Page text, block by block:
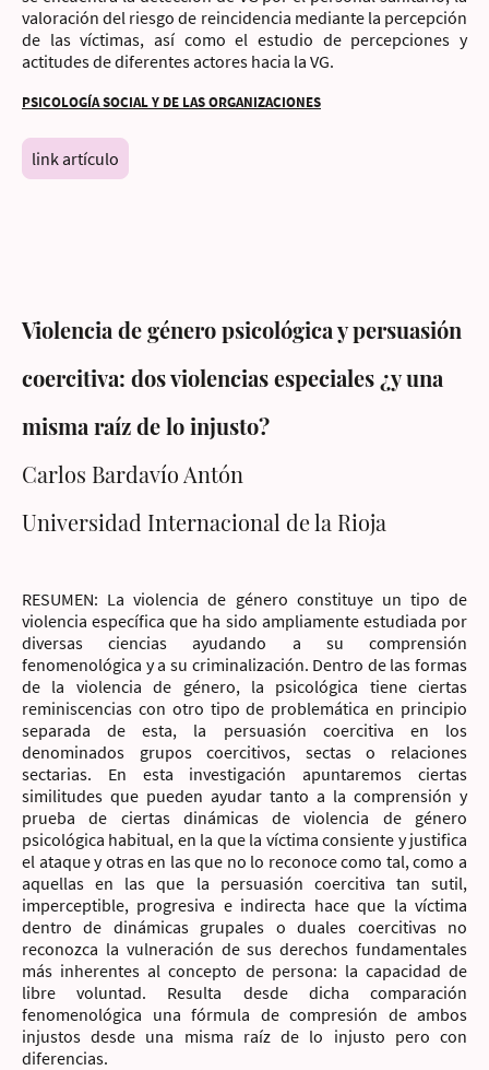
valoración del riesgo de reincidencia mediante la percepción
de las víctimas, así como el estudio de percepciones y
actitudes de diferentes actores hacia la VG.
PSICOLOGÍA SOCIAL Y DE LAS ORGANIZACIONES
link artículo
Violencia de género psicológica y persuasión
coercitiva: dos violencias especiales ¿y una
misma raíz de lo injusto?
Carlos Bardavío Antón
Universidad Internacional de la Rioja
RESUMEN: La violencia de género constituye un tipo de
violencia específica que ha sido ampliamente estudiada por
diversas ciencias ayudando a su comprensión
fenomenológica y a su criminalización. Dentro de las formas
de la violencia de género, la psicológica tiene ciertas
reminiscencias con otro tipo de problemática en principio
separada de esta, la persuasión coercitiva en los
denominados grupos coercitivos, sectas o relaciones
sectarias. En esta investigación apuntaremos ciertas
similitudes que pueden ayudar tanto a la comprensión y
prueba de ciertas dinámicas de violencia de género
psicológica habitual, en la que la víctima consiente y justifica
el ataque y otras en las que no lo reconoce como tal, como a
aquellas en las que la persuasión coercitiva tan sutil,
imperceptible, progresiva e indirecta hace que la víctima
dentro de dinámicas grupales o duales coercitivas no
reconozca la vulneración de sus derechos fundamentales
más inherentes al concepto de persona: la capacidad de
libre voluntad. Resulta desde dicha comparación
fenomenológica una fórmula de compresión de ambos
injustos desde una misma raíz de lo injusto pero con
diferencias.